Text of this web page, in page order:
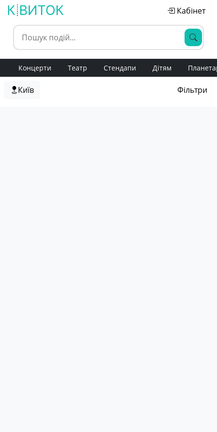
Кабінет
Концерти Театр Стендапи Дітям
Київ Фільтри